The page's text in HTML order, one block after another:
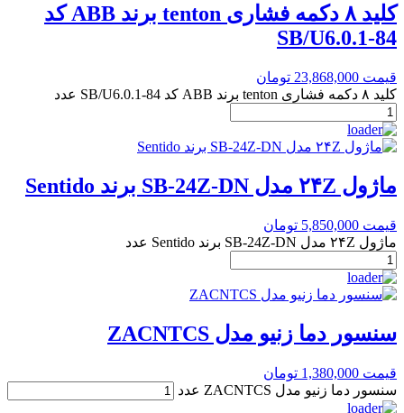
کلید ۸ دکمه فشاری tenton برند ABB کد
SB/U6.0.1-84
قیمت 23,868,000 تومان
کلید ۸ دکمه فشاری tenton برند ABB کد SB/U6.0.1-84 عدد
ماژول ۲۴Z مدل SB-24Z-DN برند Sentido
قیمت 5,850,000 تومان
ماژول ۲۴Z مدل SB-24Z-DN برند Sentido عدد
سنسور دما زنیو مدل ZACNTCS
قیمت 1,380,000 تومان
سنسور دما زنیو مدل ZACNTCS عدد